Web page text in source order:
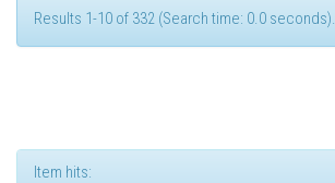
Results 1-10 of 332 (Search time: 0.0 seconds).
Item hits: